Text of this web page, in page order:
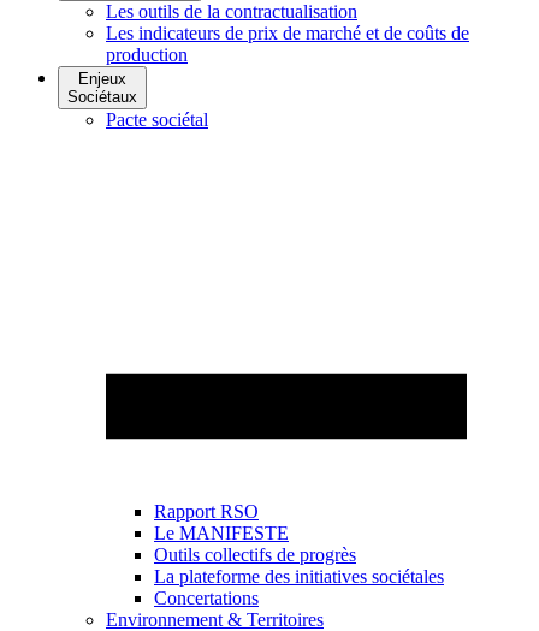
Les outils de la contractualisation
Les indicateurs de prix de marché et de coûts de
production
Enjeux
Sociétaux
Pacte sociétal
Rapport RSO
Le MANIFESTE
Outils collectifs de progrès
La plateforme des initiatives sociétales
Concertations
Environnement & Territoires